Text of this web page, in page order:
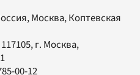
Москва, Коптевская
117105, г. Москва,
00-12